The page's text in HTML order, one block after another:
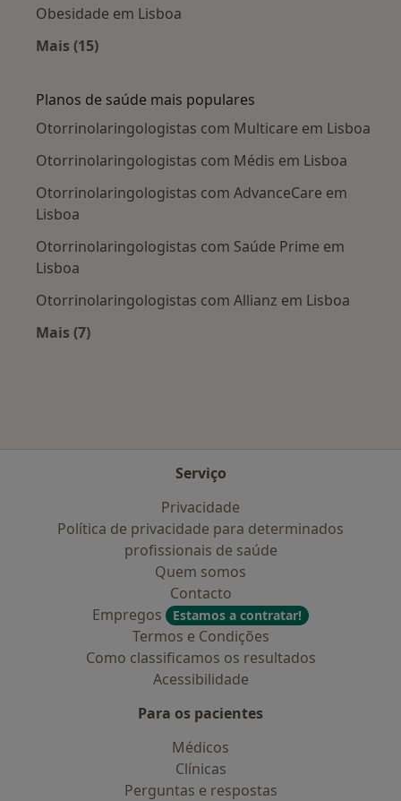
Obesidade em Lisboa
Mais (15)
Planos de saúde mais populares
Otorrinolaringologistas com Multicare em Lisboa
Otorrinolaringologistas com Médis em Lisboa
Otorrinolaringologistas com AdvanceCare em
Lisboa
Otorrinolaringologistas com Saúde Prime em
Lisboa
Otorrinolaringologistas com Allianz em Lisboa
Mais (7)
Serviço
Privacidade
Política de privacidade para determinados
profissionais de saúde
Quem somos
Contacto
Empregos
Estamos a contratar!
Termos e Condições
Como classificamos os resultados
Acessibilidade
Para os pacientes
Médicos
Clínicas
Perguntas e respostas